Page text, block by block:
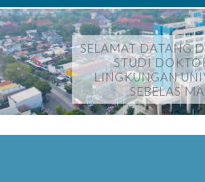
SELAMAT DATANG
STUDI
LINGKUNGAN
SEBELAS